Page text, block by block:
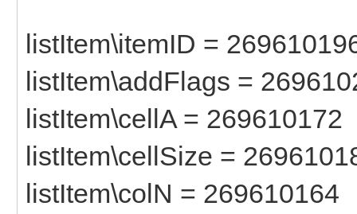
listItem\itemID =
listItem\addFlags =
listItem\cellA = 269610172
listItem\cellSize =
listItem\colN = 269610164